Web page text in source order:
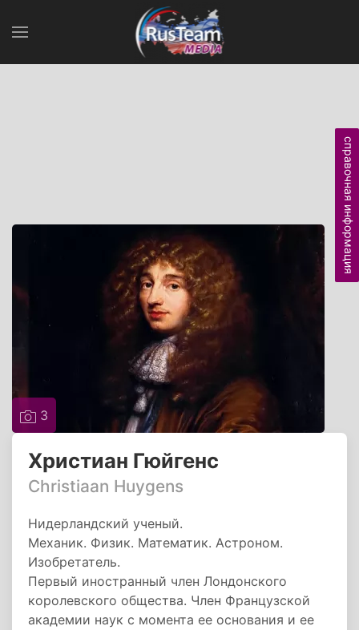
3
Христиан Гюйгенс
Christiaan Huygens
Нидерландский ученый.
Механик. Физик. Математик. Астроном.
Изобретатель.
Первый иностранный член Лондонского
королевского общества. Член Французской
академии наук с момента ее основания и ее
справочная информация